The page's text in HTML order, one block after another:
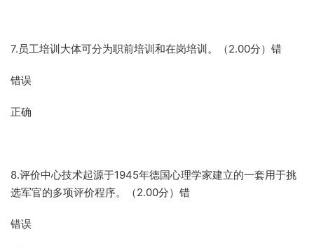
7.员工培训大体可分为职前培训和在岗培训。（2.00分）错
错误
正确
8.评价中心技术起源于1945年德国心理学家建立的一套用于挑
选军官的多项评价程序。（2.00分）错
错误